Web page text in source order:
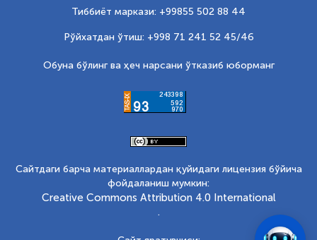
Тиббиёт маркази: +99855 502 88 44
Рўйхатдан ўтиш: +998 71 241 52 45/46
Обуна бўлинг ва ҳеч нарсани ўтказиб юборманг
Сайтдаги барча материаллардан қуйидаги лицензия бўйича
фойдаланиш мумкин:
Creative Commons Attribution 4.0 International
.